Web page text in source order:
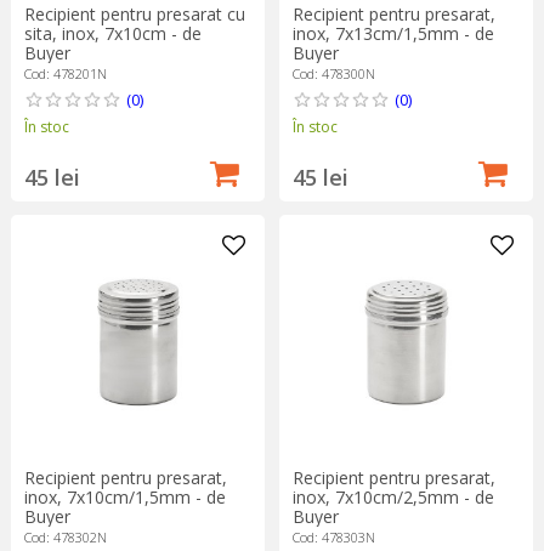
Recipient pentru presarat cu
sita, inox, 7x10cm - de
Buyer
Cod: 478201N
(0)
În stoc
45 lei
Recipient pentru presarat,
inox, 7x13cm/1,5mm - de
Buyer
Cod: 478300N
(0)
În stoc
45 lei
Recipient pentru presarat,
inox, 7x10cm/1,5mm - de
Buyer
Cod: 478302N
Recipient pentru presarat,
inox, 7x10cm/2,5mm - de
Buyer
Cod: 478303N